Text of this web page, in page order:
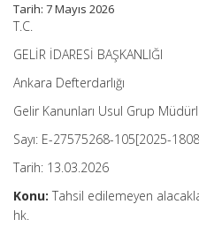
Tarih: 7 Mayıs 2026
T.C.
GELİR İDARESİ BAŞKANLIĞI
Ankara Defterdarlığı
Gelir Kanunları Usul Grup
Sayı: E-27575268-105[2025-
Tarih: 13.03.2026
Konu: Tahsil edilemeyen
hk.